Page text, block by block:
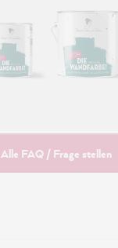
Alle FAQ / Frage stellen